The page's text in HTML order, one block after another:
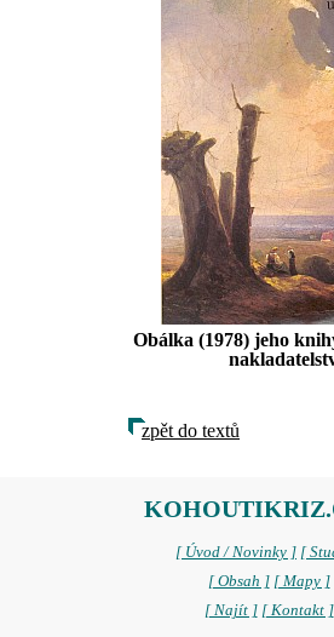
Obálka (1978) jeho
zpět do textů
[ Úvod / Novinky ] [
[ Obsah ] [ Mapy ]
[ Najít ] [ Kontakt ]